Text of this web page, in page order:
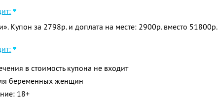
Купон за 2798р. и доплата на месте: 2900р. вместо 51800р.
в стоимость купона не входит
беременных женщин
18+